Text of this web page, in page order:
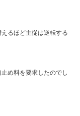
るほど主従は逆転する
め料を要求したのでし